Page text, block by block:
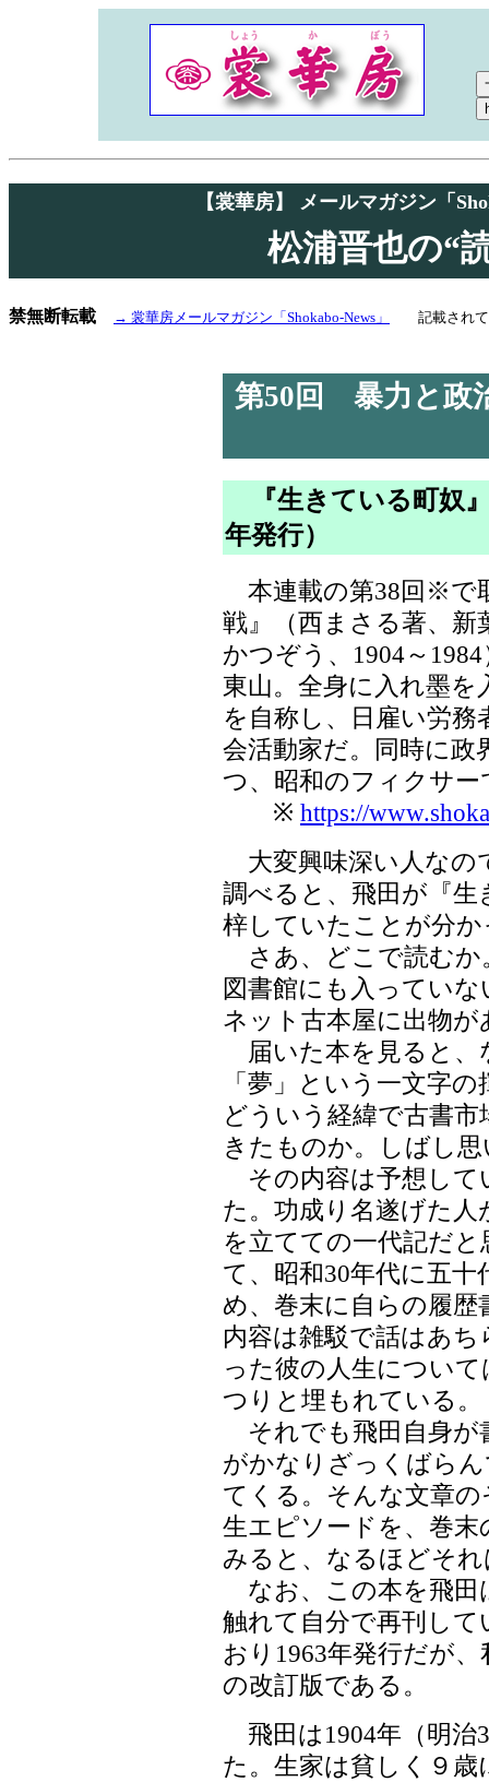
【裳華房】 メールマガジン「
松浦晋也の“
禁無断転載 → 裳華房メールマガジン「Shokabo-News」 記載されて
第50回 暴力と政
『生きている町奴
年発行）
本連載の第38回※で
戦』（西まさる著、新
かつぞう、1904～
東山。全身に入れ墨
を自称し、日雇い労
会活動家だ。同時に政
つ、昭和のフィクサ
※ https://
大変興味深い人なの
調べると、飛田が『
梓していたことが分か
さあ、どこで読むか
図書館にも入ってい
ネット古本屋に出物
届いた本を見ると、
「夢」という一文字
どういう経緯で古書
きたものか。しばし
その内容は予想して
た。功成り名遂げた
を立てての一代記だ
て、昭和30年代に五
め、巻末に自らの履
内容は雑駁で話はあ
った彼の人生につい
つりと埋もれている。
それでも飛田自身が
がかなりざっくばら
てくる。そんな文章
生エピソードを、巻
みると、なるほどそ
なお、この本を飛田
触れて自分で再刊し
おり1963年発行だが
の改訂版である。
飛田は1904年（明治
た。生家は貧しく９